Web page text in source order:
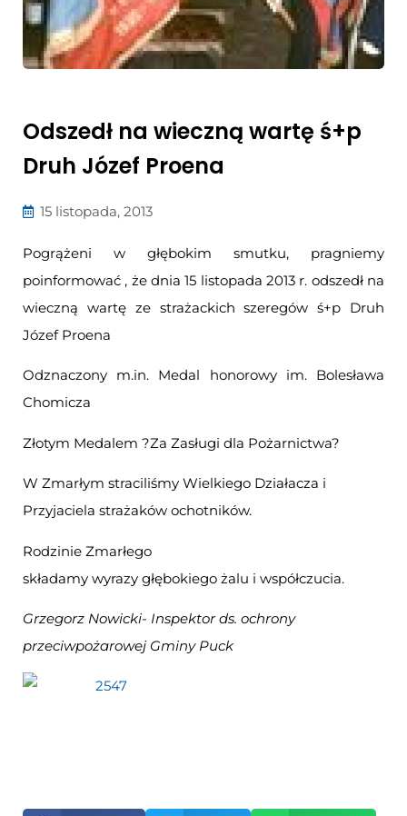
Odszedł na wieczną wartę ś+p
Druh Józef Proena
15 listopada, 2013
Pogrążeni w głębokim smutku, pragniemy
poinformować , że dnia 15 listopada 2013 r. odszedł na
wieczną wartę ze strażackich szeregów ś+p Druh
Józef Proena
Odznaczony m.in. Medal honorowy im. Bolesława
Chomicza
Złotym Medalem ?Za Zasługi dla Pożarnictwa?
W Zmarłym straciliśmy Wielkiego Działacza i
Przyjaciela strażaków ochotników.
Rodzinie Zmarłego
składamy wyrazy głębokiego żalu i współczucia.
Grzegorz Nowicki- Inspektor ds. ochrony
przeciwpożarowej Gminy Puck
nowym